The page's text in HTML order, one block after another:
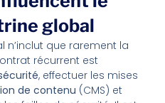
global
n’inclut que rarement la
récurrent est
, effectuer les mises
de contenu (CMS) et